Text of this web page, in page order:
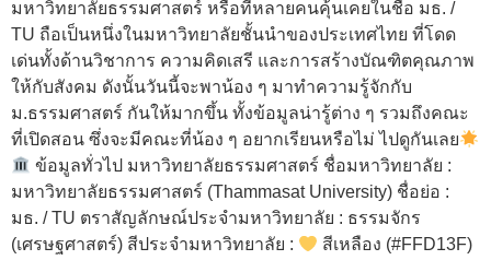
มหาวิทยาลัยธรรมศาสตร์ หรือที่หลายคนคุ้นเคยในชื่อ มธ. /
TU ถือเป็นหนึ่งในมหาวิทยาลัยชั้นนำของประเทศไทย ที่โดด
เด่นทั้งด้านวิชาการ ความคิดเสรี และการสร้างบัณฑิตคุณภาพ
ให้กับสังคม ดังนั้นวันนี้จะพาน้อง ๆ มาทำความรู้จักกับ
ม.ธรรมศาสตร์ กันให้มากขึ้น ทั้งข้อมูลน่ารู้ต่าง ๆ รวมถึงคณะ
ที่เปิดสอน ซึ่งจะมีคณะที่น้อง ๆ อยากเรียนหรือไม่ ไปดูกันเลย
ข้อมูลทั่วไป มหาวิทยาลัยธรรมศาสตร์ ชื่อมหาวิทยาลัย :
มหาวิทยาลัยธรรมศาสตร์ (Thammasat University) ชื่อย่อ :
มธ. / TU ตราสัญลักษณ์ประจำมหาวิทยาลัย : ธรรมจักร
(เศรษฐศาสตร์) สีประจำมหาวิทยาลัย :
สีเหลือง (#FFD13F)